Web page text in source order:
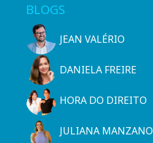
BLOGS
JEAN VALÉRIO
DANIELA FREIRE
HORA DO DIREITO
JULIANA MANZANO